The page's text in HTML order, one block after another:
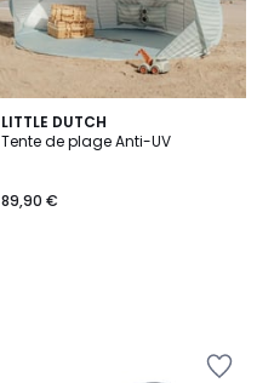
LITTLE DUTCH
Tente de plage Anti-UV
89,90 €